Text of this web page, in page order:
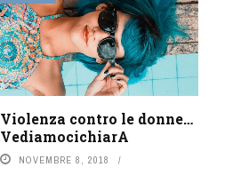
Violenza contro le donne…
VediamocichiarA
NOVEMBRE 8, 2018